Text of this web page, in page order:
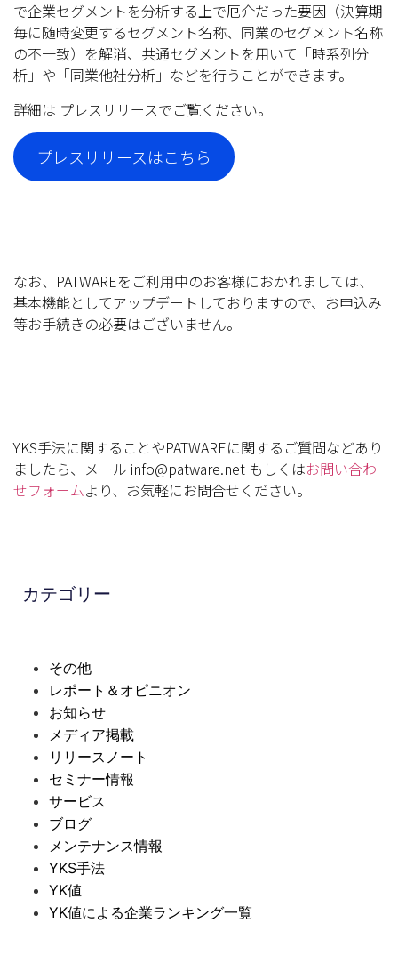
で企業セグメントを分析する上で厄介だった要因（決算期
毎に随時変更するセグメント名称、同業のセグメント名称
の不一致）を解消、共通セグメントを用いて「時系列分
析」や「同業他社分析」などを行うことができます。
詳細は プレスリリースでご覧ください。
プレスリリースはこちら
なお、PATWAREをご利用中のお客様におかれましては、
基本機能としてアップデートしておりますので、お申込み
等お手続きの必要はございません。
YKS手法に関することやPATWAREに関するご質問などあり
ましたら、メール info@patware.net もしくはお問い合わ
せフォームより、お気軽にお問合せください。
カテゴリー
その他
レポート＆オピニオン
お知らせ
メディア掲載
リリースノート
セミナー情報
サービス
ブログ
メンテナンス情報
YKS手法
YK値
YK値による企業ランキング一覧